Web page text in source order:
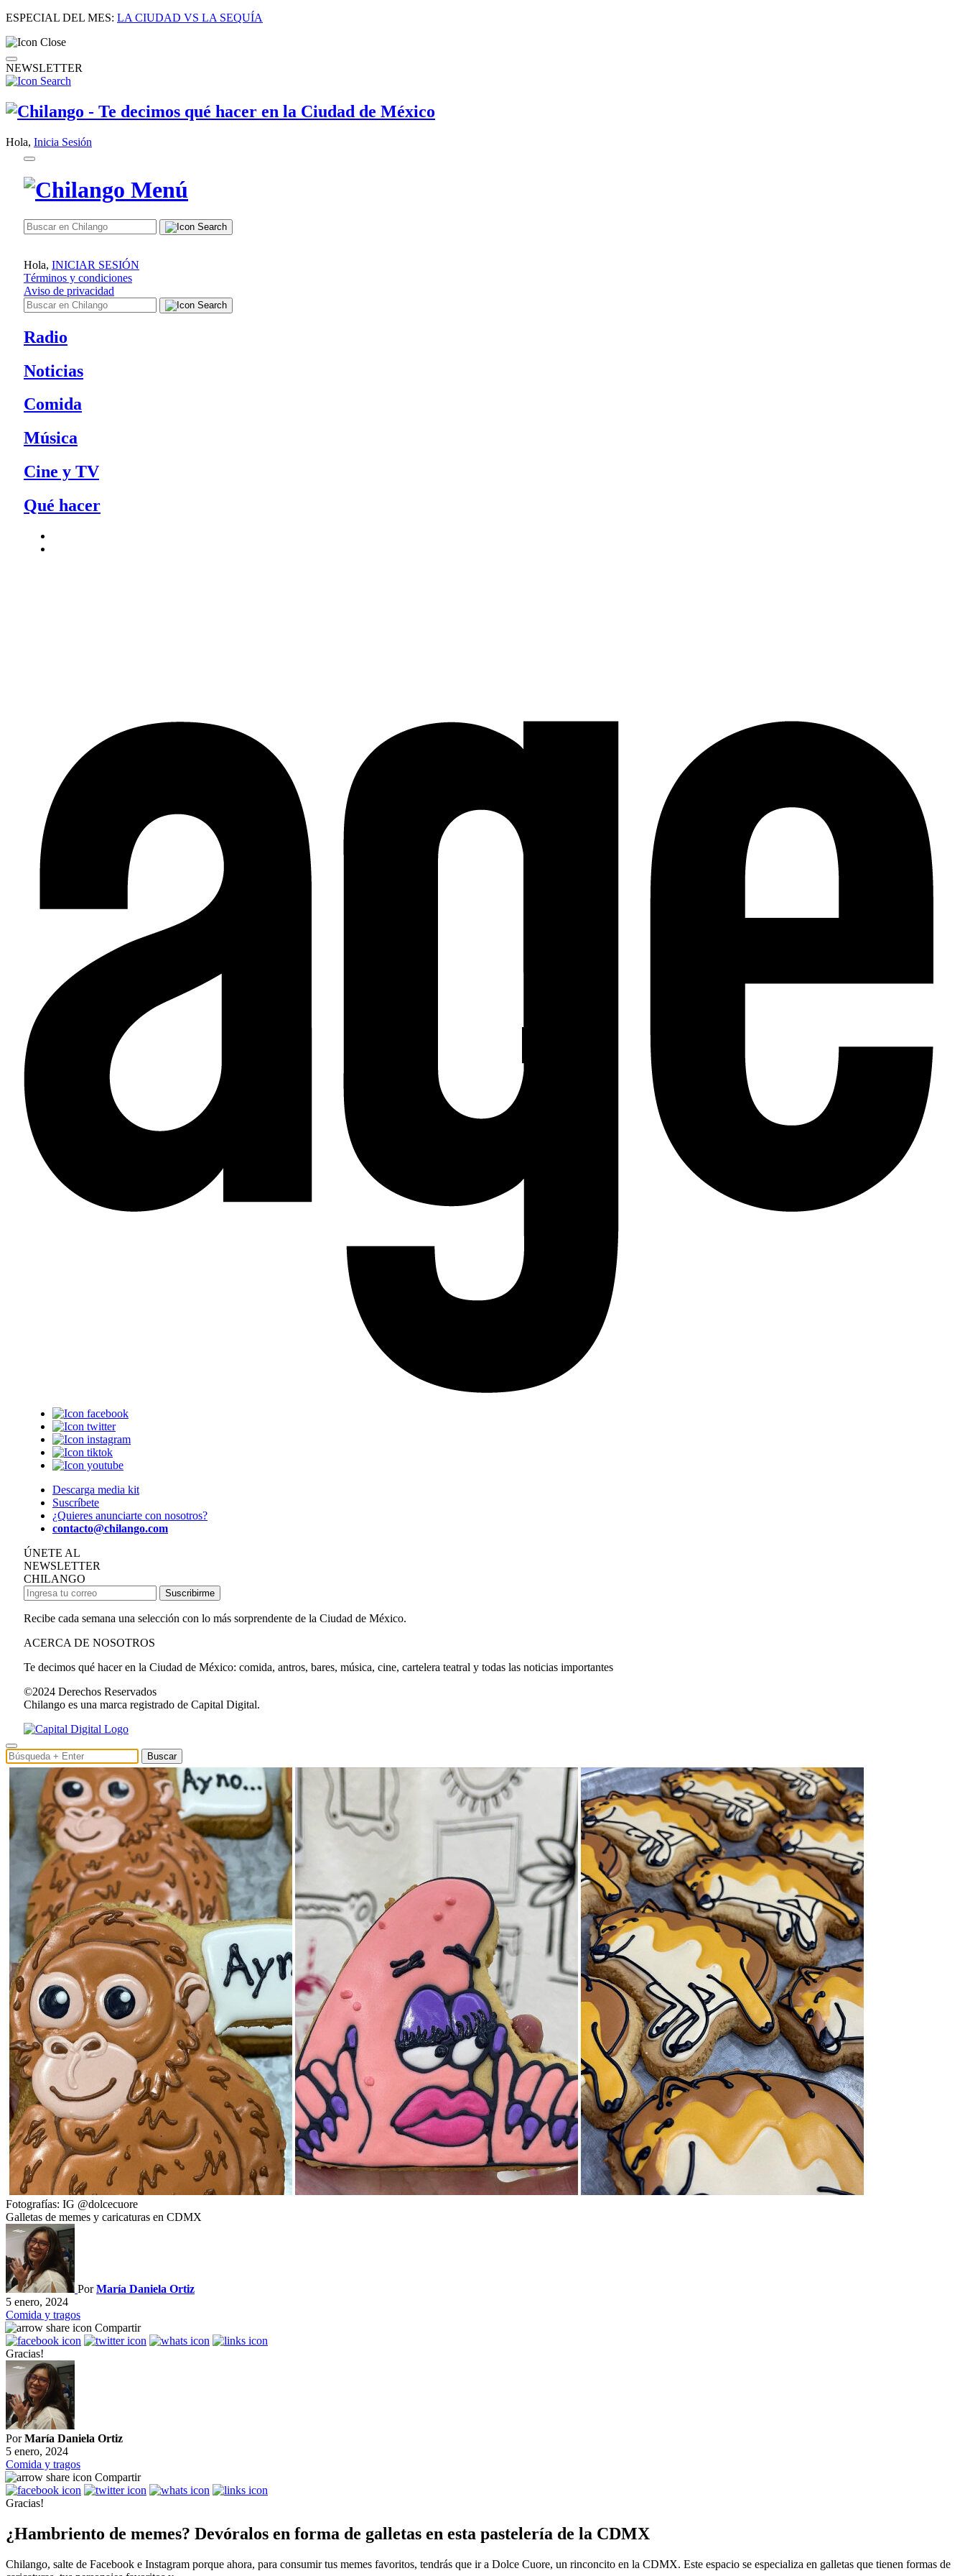
ESPECIAL DEL MES: LA CIUDAD VS LA SEQUÍA
NEWSLETTER
Hola, Inicia Sesión
Hola, INICIAR SESIÓN
Términos y condiciones
Aviso de privacidad
Radio
Noticias
Comida
Música
Cine y TV
Qué hacer
Descarga media kit
Suscríbete
¿Quieres anunciarte con nosotros?
contacto@chilango.com
ÚNETE AL
NEWSLETTER
CHILANGO
Suscribirme
Recibe cada semana una selección con lo más sorprendente de la Ciudad de México.
ACERCA DE NOSOTROS
Te decimos qué hacer en la Ciudad de México: comida, antros, bares, música, cine, cartelera teatral y todas las noticias importantes
©2024 Derechos Reservados
Chilango es una marca registrado de Capital Digital.
Buscar
Fotografías: IG @dolcecuore
Galletas de memes y caricaturas en CDMX
PorMaría Daniela Ortiz
5 enero, 2024
Comida y tragos
Compartir
Gracias!
PorMaría Daniela Ortiz
5 enero, 2024
Comida y tragos
Compartir
Gracias!
¿Hambriento de memes? Devóralos en forma de galletas en esta pastelería de la CDMX
Chilango, salte de Facebook e Instagram porque ahora, para consumir tus memes favoritos, tendrás que ir a Dolce Cuore, un rinconcito en la CDMX. Este espacio se especializa en galletas que tienen formas de